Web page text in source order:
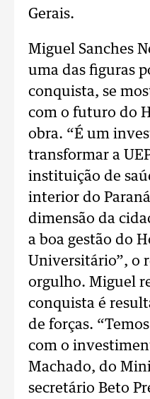
Gerais.
Miguel Sanches
uma das figuras
conquista, se
com o futuro do
obra. “É um
transformar a
instituição de
interior do
dimensão da
a boa gestão do
Universitário”, o
orgulho. Miguel
conquista é
de forças.
com o
Machado, do
secretário Beto